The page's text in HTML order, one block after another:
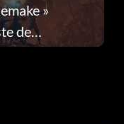
»
de
1.0.4